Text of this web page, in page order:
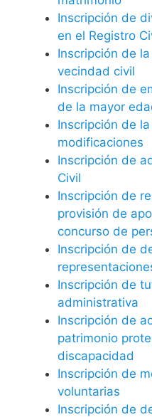
Inscripción de
en el Registro
Inscripción de
vecindad civil
Inscripción de
de la mayor
Inscripción de
modificaciones
Inscripción de
Civil
Inscripción de
provisión de
concurso de
Inscripción de
Inscripción de
administrativa
Inscripción de
patrimonio
discapacidad
Inscripción de
voluntarias
Inscripción de